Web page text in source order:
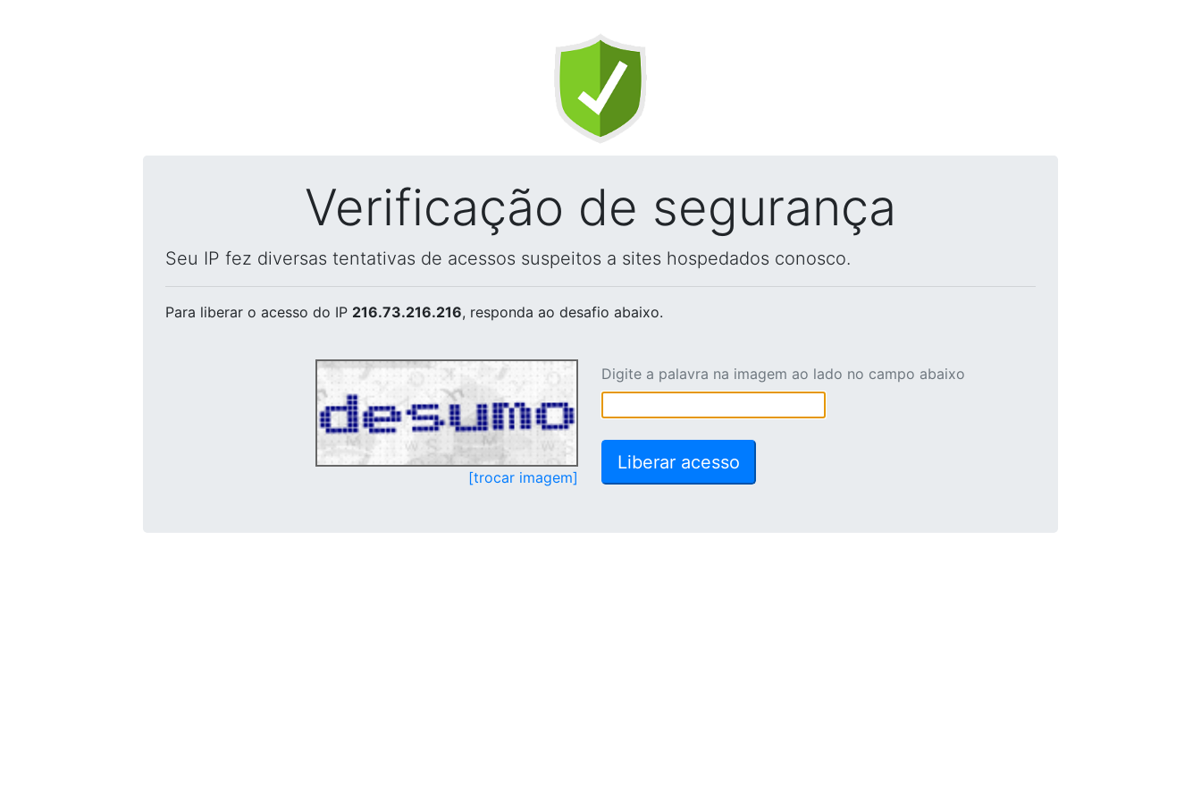
Verificação de segurança
Seu IP fez diversas tentativas de acessos suspeitos a sites hospedados conosco.
Para liberar o acesso do IP 216.73.216.216, responda ao desafio abaixo.
[trocar imagem]
Digite a palavra na imagem ao lado no campo abaixo